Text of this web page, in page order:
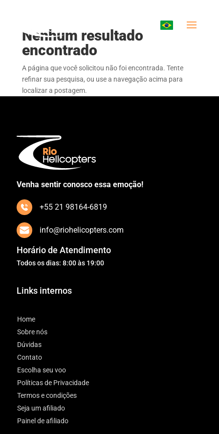
Nenhum resultado
encontrado
A página que você solicitou não foi encontrada. Tente
refinar sua pesquisa, ou use a navegação acima para
localizar a postagem.
Venha sentir conosco essa emoção!
+55 21 98164-6819
info@riohelicopters.com
Horário de Atendimento
Todos os dias: 8:00 às 19:00
Links internos
Home
Sobre nós
Dúvidas
Contato
Escolha seu voo
Políticas de Privacidade
Termos e condições
Seja um afiliado
Painel de afiliado